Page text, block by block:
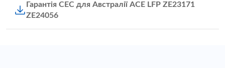
Гарантія CEC для Австралії ACE LFP ZE23171
ZE24056